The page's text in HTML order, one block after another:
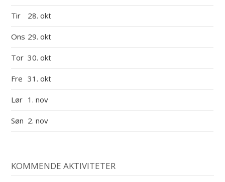
Tir 28. okt
Ons 29. okt
Tor 30. okt
Fre 31. okt
Lør 1. nov
Søn 2. nov
KOMMENDE AKTIVITETER